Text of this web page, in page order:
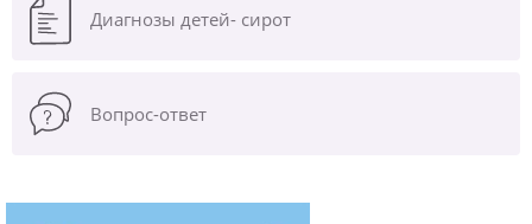
Диагнозы детей- сирот
Вопрос-ответ